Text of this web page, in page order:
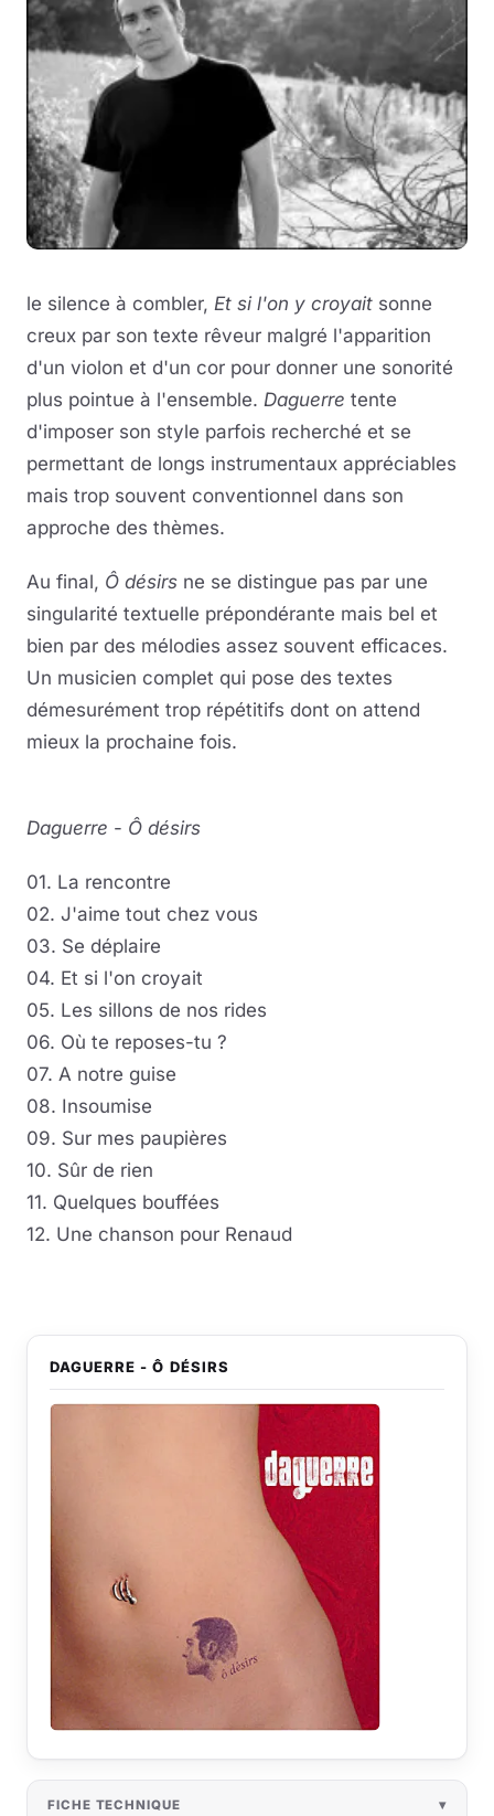
le silence à combler, Et si l'on y croyait sonne
creux par son texte rêveur malgré l'apparition
d'un violon et d'un cor pour donner une sonorité
plus pointue à l'ensemble. Daguerre tente
d'imposer son style parfois recherché et se
permettant de longs instrumentaux appréciables
mais trop souvent conventionnel dans son
approche des thèmes.
Au final, Ô désirs ne se distingue pas par une
singularité textuelle prépondérante mais bel et
bien par des mélodies assez souvent efficaces.
Un musicien complet qui pose des textes
démesurément trop répétitifs dont on attend
mieux la prochaine fois.
Daguerre - Ô désirs
01. La rencontre
02. J'aime tout chez vous
03. Se déplaire
04. Et si l'on croyait
05. Les sillons de nos rides
06. Où te reposes-tu ?
07. A notre guise
08. Insoumise
09. Sur mes paupières
10. Sûr de rien
11. Quelques bouffées
12. Une chanson pour Renaud
DAGUERRE - Ô DÉSIRS
FICHE TECHNIQUE